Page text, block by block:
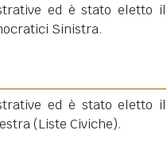
ed è stato eletto il
Sinistra.
ed è stato eletto il
(Liste Civiche).